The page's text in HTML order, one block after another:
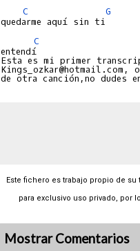
C
G
C
entendí
Esta es mi primer
Este fichero es trabajo propio de
para exclusivo uso privado, por
Mostrar Comentarios